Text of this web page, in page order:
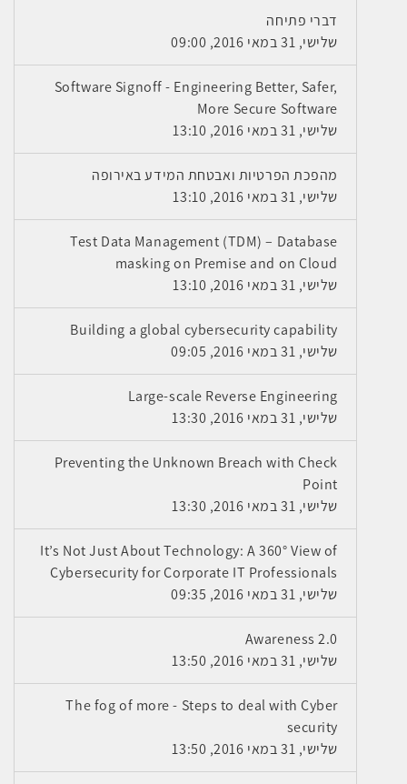
דברי פתיחה
שלישי, 31 במאי 2016, 09:00
Software Signoff - Engineering Better, Safer,
More Secure Software
שלישי, 31 במאי 2016, 13:10
מהפכת הפרטיות ואבטחת המידע באירופה
שלישי, 31 במאי 2016, 13:10
Test Data Management (TDM) – Database
masking on Premise and on Cloud
שלישי, 31 במאי 2016, 13:10
Building a global cybersecurity capability
שלישי, 31 במאי 2016, 09:05
Large-scale Reverse Engineering
שלישי, 31 במאי 2016, 13:30
Preventing the Unknown Breach with Check
Point
שלישי, 31 במאי 2016, 13:30
It’s Not Just About Technology: A 360° View of
Cybersecurity for Corporate IT Professionals
שלישי, 31 במאי 2016, 09:35
Awareness 2.0
שלישי, 31 במאי 2016, 13:50
The fog of more - Steps to deal with Cyber
security
שלישי, 31 במאי 2016, 13:50